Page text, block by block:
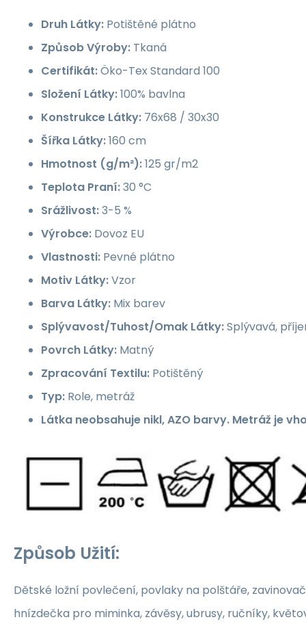
Druh Látky: Potištěné plátno
Způsob Výroby: Tkaná
Certifikát:Öko-Tex Standard 100
Složení Látky:100% bavlna
Konstrukce Látky: 76x68 / 30x30
Šířka Látky:160 cm
Hmotnost (g/m²):125 gr/m2
Teplota Praní:30 °C
Srážlivost:3-5 %
Výrobce: Dovoz EU
Vlastnosti: Pevné plátno
Motiv Látky:Vzor
Barva Látky: Mix barev
Splývavost/Tuhost/Omak Látky:Splývavá,
Povrch Látky: Matný
Zpracování Textilu: Potištěný
Typ: Role, metráž
Látka neobsahuje nikl, AZO barvy. Metráž je
Způsob Užití:
Dětské ložní povlečení, povlaky na polštáře,
hnízdečka pro miminka, závěsy, ubrusy, ručníky,